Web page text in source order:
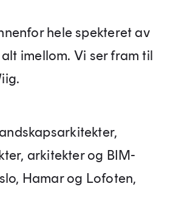
hele spekteret av
imellom. Vi ser fram til
arkitekter og BIM-
Hamar og Lofoten,